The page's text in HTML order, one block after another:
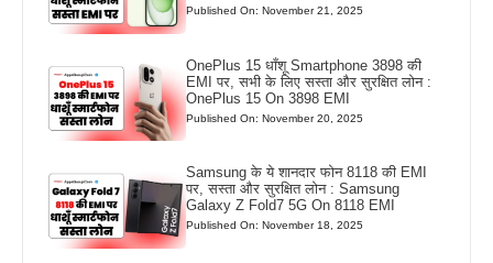
Published On: November 21, 2025
OnePlus 15 धाँशू Smartphone 3898 की
EMI पर, सभी के लिए सस्ता और सुरक्षित लोन :
OnePlus 15 On 3898 EMI
Published On: November 20, 2025
Samsung के ये शानदार फोन 8118 की EMI
पर, सस्ता और सुरक्षित लोन : Samsung
Galaxy Z Fold7 5G On 8118 EMI
Published On: November 18, 2025